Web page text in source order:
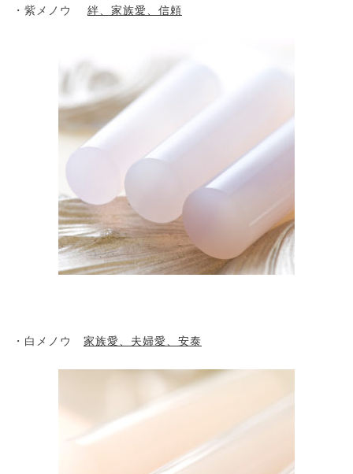
・紫メノウ 絆、家族愛、信頼
・白メノウ 家族愛、夫婦愛、安泰